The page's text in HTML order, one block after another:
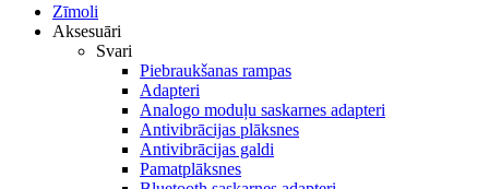
Zīmoli
Aksesuāri
Svari
Piebraukšanas rampas
Adapteri
Analogo moduļu saskarnes adapteri
Antivibrācijas plāksnes
Antivibrācijas galdi
Pamatplāksnes